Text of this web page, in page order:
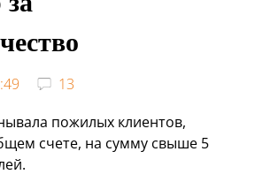
13
пожилых клиентов,
счете, на сумму свыше 5